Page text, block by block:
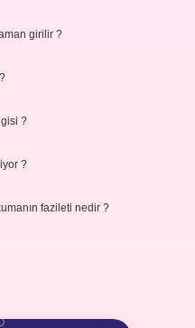
girilir ?
?
?
fazileti nedir ?